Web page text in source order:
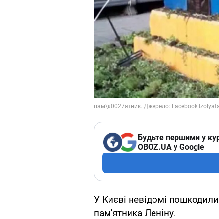
Будьте першими у
OBOZ.UA у Google
У Києві невідомі
пам'ятника Леніну.